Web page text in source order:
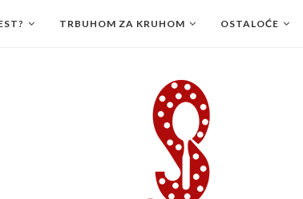
TRBUHOM ZA KRUHOM OSTALOĆE